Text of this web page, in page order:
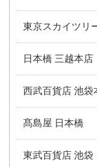
東京スカイツリ
日本橋 三越本店
西武百貨店 池袋
髙島屋 日本橋
東武百貨店 池袋